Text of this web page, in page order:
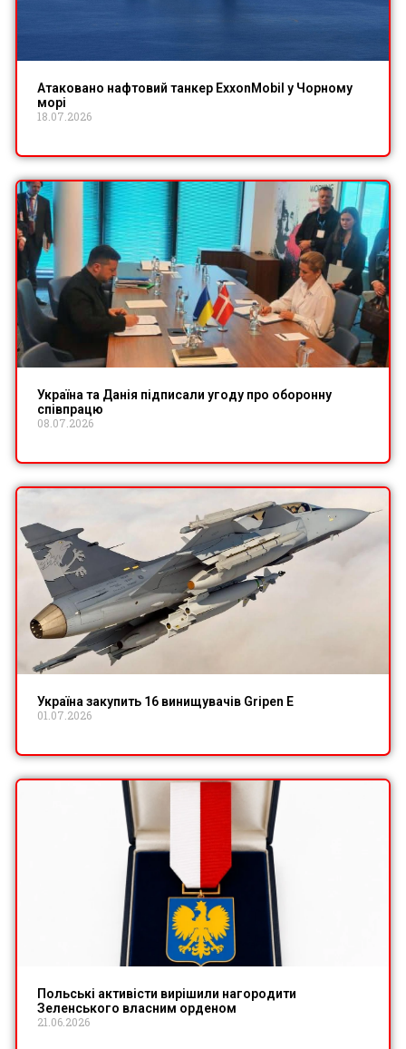
Атаковано нафтовий танкер ExxonMobil у Чорному
морі
18.07.2026
Україна та Данія підписали угоду про оборонну
співпрацю
08.07.2026
Україна закупить 16 винищувачів Gripen E
01.07.2026
Польські активісти вирішили нагородити
Зеленського власним орденом
21.06.2026